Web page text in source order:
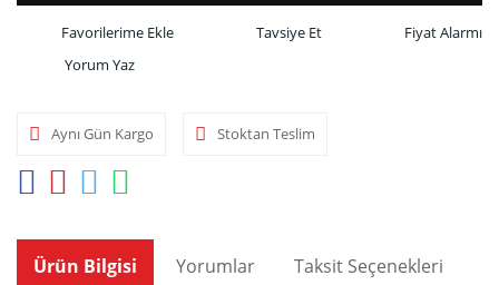
Tavsiye Et
Fiyat Alarmı
Yorum Yaz
Aynı Gün Kargo Stoktan Teslim
Ürün Bilgisi Yorumlar Taksit Seçenekleri